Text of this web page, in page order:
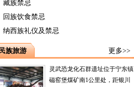
藏族禁忌
回族饮食禁忌
纳西族礼仪及禁忌
更多>>
族旅游
灵武恐龙化石群遗址位于宁东镇
磁窑堡煤矿南1公里处，距银川